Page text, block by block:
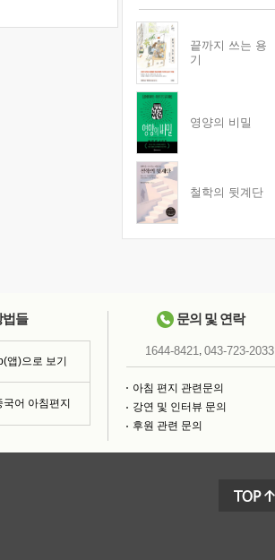
끝까지 쓰는 용
기
영양의 비밀
철학의 뒷계단
법들
앱)으로 보기
국어 아침편지
문의 및 연락
1644-8421, 043-723-2033
아침 편지 관련문의
강연 및 인터뷰 문의
후원 관련 문의